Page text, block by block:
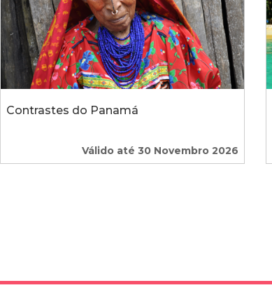
Contrastes do Panamá
Válido até 30 Novembro 2026